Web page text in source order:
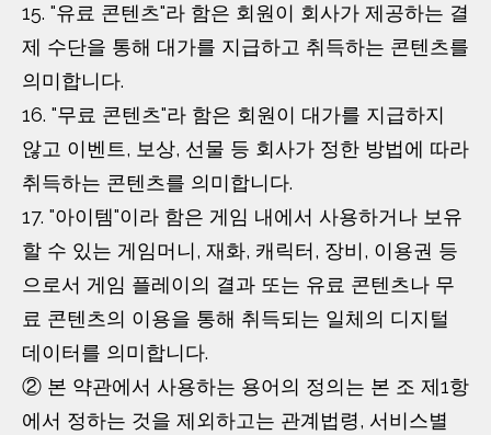
15. "유료 콘텐츠"라 함은 회원이 회사가 제공하는 결
제 수단을 통해 대가를 지급하고 취득하는 콘텐츠를
의미합니다.
16. "무료 콘텐츠"라 함은 회원이 대가를 지급하지
않고 이벤트, 보상, 선물 등 회사가 정한 방법에 따라
취득하는 콘텐츠를 의미합니다.
17. "아이템"이라 함은 게임 내에서 사용하거나 보유
할 수 있는 게임머니, 재화, 캐릭터, 장비, 이용권 등
으로서 게임 플레이의 결과 또는 유료 콘텐츠나 무
료 콘텐츠의 이용을 통해 취득되는 일체의 디지털
데이터를 의미합니다.
② 본 약관에서 사용하는 용어의 정의는 본 조 제1항
에서 정하는 것을 제외하고는 관계법령, 서비스별